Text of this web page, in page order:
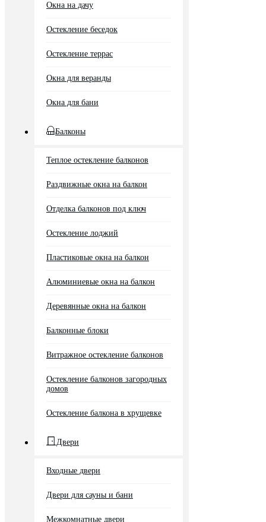
Окна на дачу
Остекление беседок
Остекление террас
Окна для веранды
Окна для бани
Балконы
Теплое остекление балконов
Раздвижные окна на балкон
Отделка балконов под ключ
Остекление лоджий
Пластиковые окна на балкон
Алюминиевые окна на балкон
Деревянные окна на балкон
Балконные блоки
Витражное остекление балконов
Остекление балконов загородных
домов
Остекление балкона в хрущевке
Двери
Входные двери
Двери для сауны и бани
Межкомнатные двери